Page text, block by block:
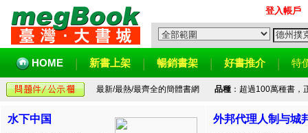
登入帳戶
HOME 新書上架 暢銷書架 好書推介 特
最新/最熱/最齊全的簡體書網 品種：超過100萬種書，
水下中国 外邦代理人制与城